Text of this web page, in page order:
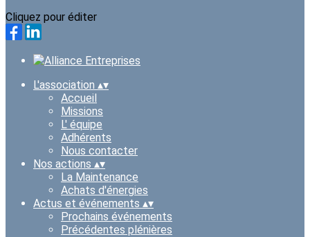
Cliquez pour éditer
L'association ▴▾
Accueil
Missions
L' équipe
Adhérents
Nous contacter
Nos actions ▴▾
La Maintenance
Achats d'énergies
Actus et événements ▴▾
Prochains événements
Précédentes plénières